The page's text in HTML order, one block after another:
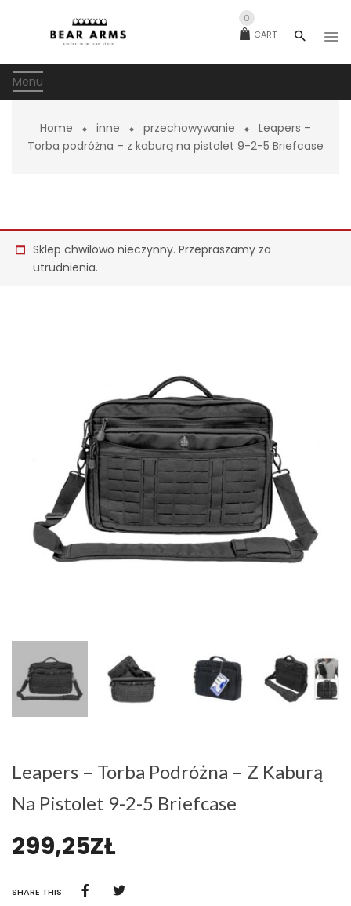
CART
0
Menu
Home inne przechowywanie
Leapers –
Torba podróżna – z kaburą na pistolet 9-2-5 Briefcase
Sklep chwilowo nieczynny. Przepraszamy za
utrudnienia.
Leapers – Torba Podróżna – Z Kaburą
Na Pistolet 9-2-5 Briefcase
299,25ZŁ
SHARE THIS